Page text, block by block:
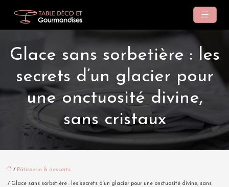
Glace sans sorbetière : les
secrets d’un glacier pour
une onctuosité divine,
sans cristaux
/ Pâtisserie & desserts
/ Glace sans sorbetière : les secrets d’un glacier pour une onctuosité divine, sans